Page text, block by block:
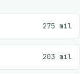
275 mil
203 mil